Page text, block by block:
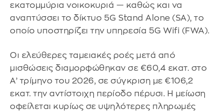
εκατομμύρια νοικοκυριά — καθώς και να
αναπτύσσει το δίκτυο 5G Stand Alone (SA), το
οποίο υποστηρίζει την υπηρεσία 5G Wifi (FWA).
Οι ελεύθερες ταμειακές ροές μετά από
μισθώσεις διαμορφώθηκαν σε €60,4 εκατ. στο
Α’ τρίμηνο του 2026, σε σύγκριση με €106,2
εκατ. την αντίστοιχη περίοδο πέρυσι. Η μείωση
οφείλεται κυρίως σε υψηλότερες πληρωμές